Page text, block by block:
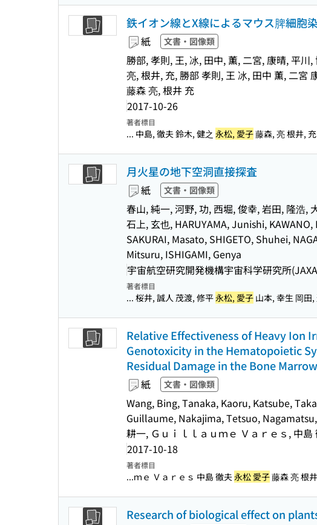
鉄イオン線とX線によるマウス脾細胞
紙 文書・図像類
勝部, 孝則, 王, 冰, 田中, 薫, 二宮, 康晴, 平
亮, 根井, 充, 勝部 孝則, 王 冰, 田中 薫, 二宮
藤森 亮, 根井 充
2017-10-26
著者標目
... 中島, 徹夫 鈴木, 健之 永松, 愛子藤森, 亮 根井,
月火星の地下空洞直接探査
紙 文書・図像類
春山, 純一, 河野, 功, 西堀, 俊幸, 岩田, 隆浩,
石上, 玄也, HARUYAMA, Junishi,
SAKURAI, Masato, SHIGETO, Shuhei,
Mitsuru, ISHIGAMI, Genya
宇宙航空研究開発機構宇宙科学研究所
著者標目
... 桜井, 誠人 茂渡, 修平永松, 愛子 山本, 幸生 岡田
Relative Effectiveness of Heavy Ion
Genotoxicity in the Hematopoietic
Residual Damage in the Bone
紙 文書・図像類
Wang, Bing, Tanaka, Kaoru, Katsube,
Guillaume, Nakajima, Tetsuo,
耕一, Ｇｕｉｌｌａｕｍｅ Ｖａｒｅｓ, 中島
2017-10-18
著者標目
...ｍｅ Ｖａｒｅｓ 中島 徹夫 永松 愛子藤森 亮 根
Research of biological effect on